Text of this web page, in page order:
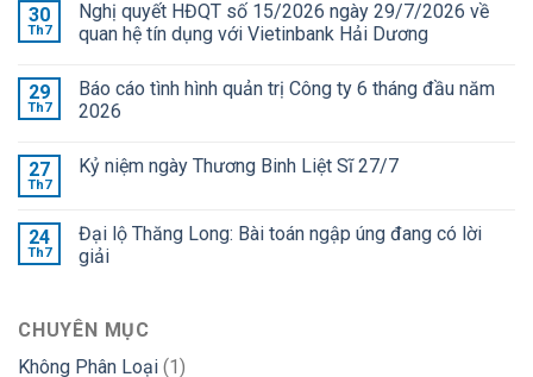
30
Th7
Nghị quyết HĐQT số 15/2026 ngày 29/7/2026 về
quan hệ tín dụng với Vietinbank Hải Dương
29
Th7
Báo cáo tình hình quản trị Công ty 6 tháng đầu năm
2026
27
Th7
Kỷ niệm ngày Thương Binh Liệt Sĩ 27/7
24
Th7
Đại lộ Thăng Long: Bài toán ngập úng đang có lời
giải
CHUYÊN MỤC
Không Phân Loại (1)